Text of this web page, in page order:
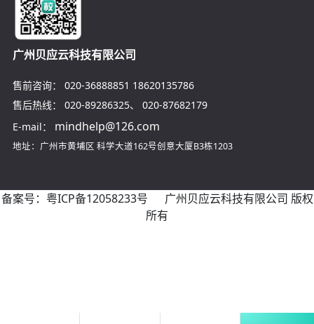
广州贝应云科技有限公司
售前咨询： 020-36888851 18620135786
售后热线：
020-89286325、 020-87682179
E-mail：
mindhelp@126.com
地址：广州市黄埔区 科学大道162号创意大厦B3栋1203
备案号： 粤ICP备12058233号 广州贝应云科技有限公司 版权
所有